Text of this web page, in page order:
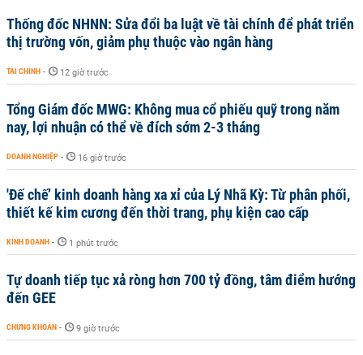
Thống đốc NHNN: Sửa đổi ba luật về tài chính để phát triển
thị trường vốn, giảm phụ thuộc vào ngân hàng
TÀI CHÍNH - 12 giờ trước
Tổng Giám đốc MWG: Không mua cổ phiếu quỹ trong năm
nay, lợi nhuận có thể về đích sớm 2-3 tháng
DOANH NGHIỆP - 16 giờ trước
'Đế chế’ kinh doanh hàng xa xỉ của Lý Nhã Kỳ: Từ phân phối,
thiết kế kim cương đến thời trang, phụ kiện cao cấp
KINH DOANH - 1 phút trước
Tự doanh tiếp tục xả ròng hơn 700 tỷ đồng, tâm điểm hướng
đến GEE
CHỨNG KHOÁN - 9 giờ trước